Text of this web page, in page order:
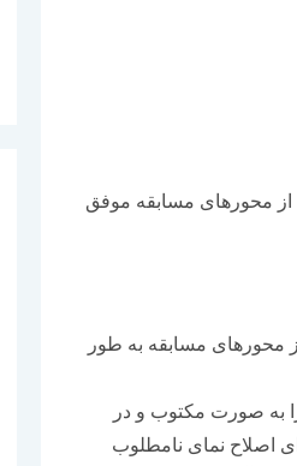
محورهای مسابقه موفق
محورهای مسابقه به طور
به صورت مکتوب و در
اصلاح نمای نامطلوب